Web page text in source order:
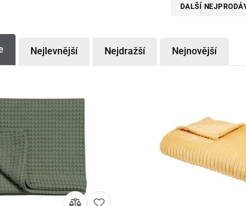
DALŠÍ
Nejlevnější Nejdražší Nejnovější